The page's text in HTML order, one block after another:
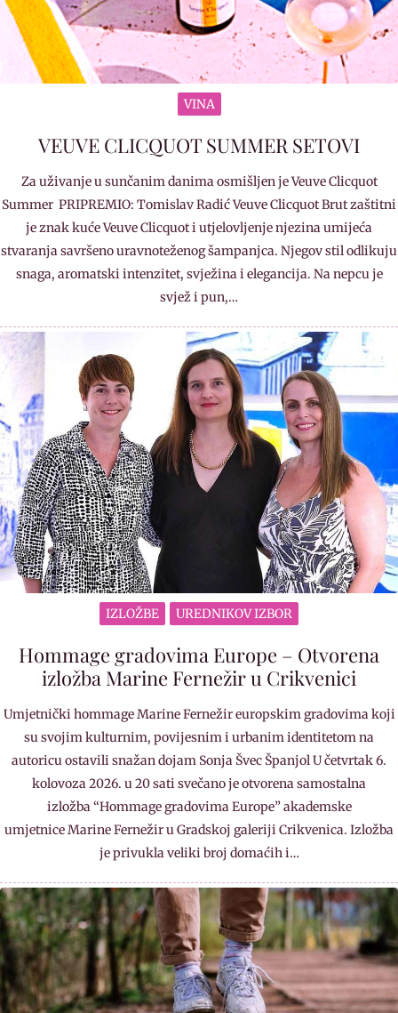
VINA
VEUVE CLICQUOT SUMMER SETOVI
Za uživanje u sunčanim danima osmišljen je Veuve Clicquot
Summer PRIPREMIO: Tomislav Radić Veuve Clicquot Brut zaštitni
je znak kuće Veuve Clicquot i utjelovljenje njezina umijeća
stvaranja savršeno uravnoteženog šampanjca. Njegov stil odlikuju
snaga, aromatski intenzitet, svježina i elegancija. Na nepcu je
svjež i pun,…
IZLOŽBE UREDNIKOV IZBOR
Hommage gradovima Europe – Otvorena
izložba Marine Fernežir u Crikvenici
Umjetnički hommage Marine Fernežir europskim gradovima koji
su svojim kulturnim, povijesnim i urbanim identitetom na
autoricu ostavili snažan dojam Sonja Švec Španjol U četvrtak 6.
kolovoza 2026. u 20 sati svečano je otvorena samostalna
izložba “Hommage gradovima Europe” akademske
umjetnice Marine Fernežir u Gradskoj galeriji Crikvenica. Izložba
je privukla veliki broj domaćih i…